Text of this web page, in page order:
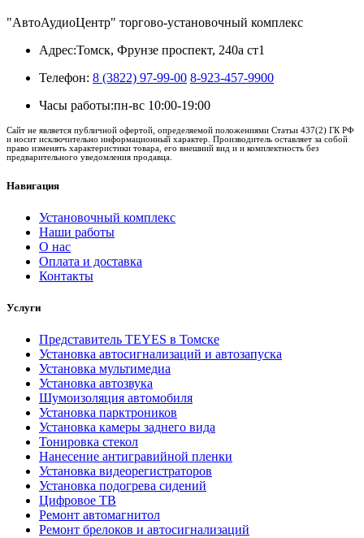
"АвтоАудиоЦентр" торгово-установочный комплекс
Адрес:Томск, Фрунзе проспект, 240а ст1
Телефон: 8 (3822) 97-99-00 8-923-457-9900
Часы работы:пн-вс 10:00-19:00
Сайт не является публичной офертой, определяемой положениями Статьи 437(2) ГК РФ
и носит исключительно информационный характер. Производитель оставляет за собой
право изменять характеристики товара, его внешний вид и и комплектность без
предварительного уведомления продавца.
Навигация
Установочный комплекс
Наши работы
О нас
Оплата и доставка
Контакты
Услуги
Представитель TEYES в Томске
Установка автосигнализаций и автозапуска
Установка мультимедиа
Установка автозвука
Шумоизоляция автомобиля
Установка парктроников
Установка камеры заднего вида
Тонировка стекол
Нанесение антигравийной пленки
Установка видеорегистраторов
Установка подогрева сидений
Цифровое ТВ
Ремонт автомагнитол
Ремонт брелоков и автосигнализаций